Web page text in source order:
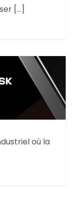
[...]
à vos
où la